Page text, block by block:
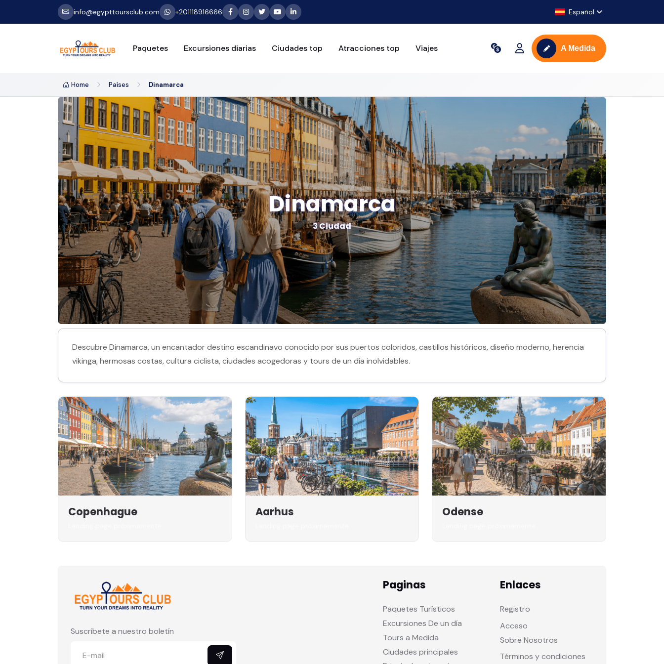
info@egypttoursclub.com +201118916666 Español
Paquetes Excursiones diarias Ciudades top Atracciones top Viajes A Medida
Home Países Dinamarca
Dinamarca
3 Ciudad
Descubre Dinamarca, un encantador destino escandinavo conocido por sus puertos coloridos, castillos históricos, diseño moderno, herencia
vikinga, hermosas costas, cultura ciclista, ciudades acogedoras y tours de un día inolvidables.
Copenhague Aarhus Odense
Suscríbete a nuestro boletín
Paginas
Paquetes Turísticos
Excursiones De un día
Tours a Medida
Ciudades principales
Enlaces
Registro
Acceso
Sobre Nosotros
Términos y condiciones